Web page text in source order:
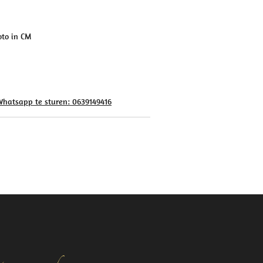
in CM
te sturen: 0639149416